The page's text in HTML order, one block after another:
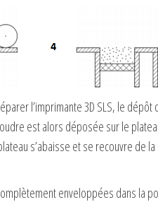
l’imprimante 3D SLS, le
est alors déposée sur le
s’abaisse et se recouvre de
enveloppées dans la